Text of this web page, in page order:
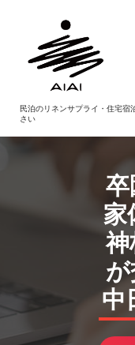
民泊のリネンサプライ・住宅宿
さい
家
中